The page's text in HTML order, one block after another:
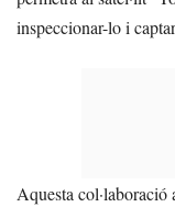
inspeccionar-lo i
Aquesta col·laboració